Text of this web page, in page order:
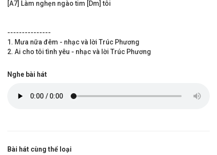
[A7] Làm nghẹn ngào tim [Dm] tôi
---------------
1. Mưa nữa đêm - nhạc và lời Trúc Phương
2. Ai cho tôi tình yêu - nhạc và lời Trúc Phương
Nghe bài hát
Bài hát cùng thể loại